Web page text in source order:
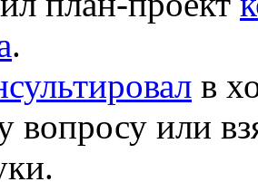
.
в
вопросу или